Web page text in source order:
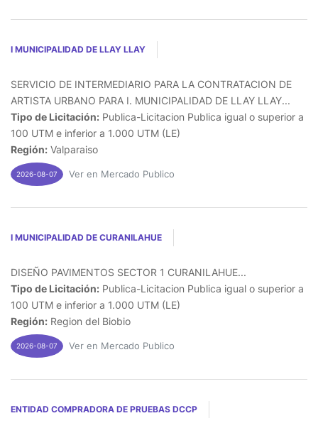
I MUNICIPALIDAD DE LLAY LLAY
SERVICIO DE INTERMEDIARIO PARA LA CONTRATACION DE
ARTISTA URBANO PARA I. MUNICIPALIDAD DE LLAY LLAY...
Tipo de Licitación: Publica-Licitacion Publica igual o superior a
100 UTM e inferior a 1.000 UTM (LE)
Región: Valparaiso
2026-08-07 Ver en Mercado Publico
I MUNICIPALIDAD DE CURANILAHUE
DISEÑO PAVIMENTOS SECTOR 1 CURANILAHUE...
Tipo de Licitación: Publica-Licitacion Publica igual o superior a
100 UTM e inferior a 1.000 UTM (LE)
Región: Region del Biobio
2026-08-07 Ver en Mercado Publico
ENTIDAD COMPRADORA DE PRUEBAS DCCP